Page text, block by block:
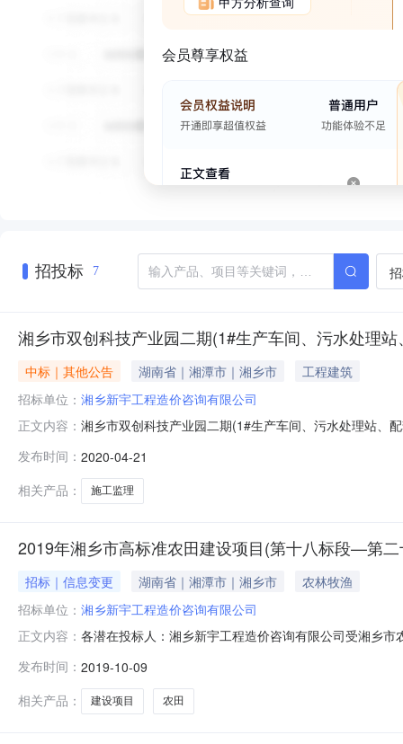
会员尊享权益
招投标 7
湘乡市双创科技产业园二期(1#生产车间、污水处理
中标｜其他公告 湖南省｜湘潭市｜湘乡市
工程建筑
招标单位： 湘乡新宇工程造价咨询有限公司
正文内容： 湘乡市双创科技产业园二期(1#生产车间、污水处理站、
程师2人、监理员2人，共5人，而监理员在第六章投标文
员表”格式。问题2、招标文
发布时间： 2020-04-21
相关产品：
施工监理
2019年湘乡市高标准农田建设项目(第十八标段—第
招标｜信息变更 湖南省｜湘潭市｜湘乡市
农林牧渔
招标单位： 湘乡新宇工程造价咨询有限公司
正文内容： 各潜在投标人：湘乡新宇工程造价咨询有限公司受湘乡
工程造价咨询有限公司2019年10月9日
发布时间： 2019-10-09
相关产品：
建设项目 农田